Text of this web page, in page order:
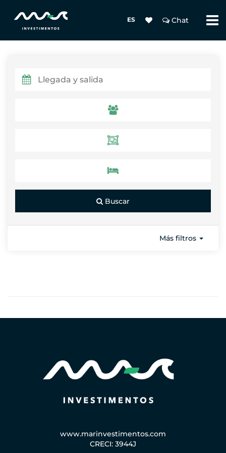
ES Chat
Buscar
Más filtros
www.marinvestimentos.com
CRECI: 3944J